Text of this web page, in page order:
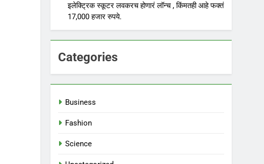
इलेक्ट्रिक स्कूटर लवकरच होणारं लॉन्च , किंमतही आहे फक्तं
17,000 हजार रुपये.
Categories
Business
Fashion
Science